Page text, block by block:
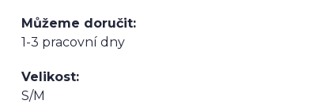
Můžeme doručit
1-3 pracovní dny
Velikost
S/M